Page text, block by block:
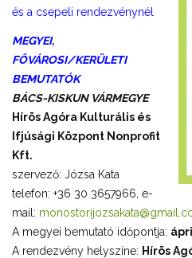
és a csepeli rendezvénynél
MEGYEI,
FŐVÁROSI/KERÜLETI
BEMUTATÓK
BÁCS-KISKUN VÁRMEGYE
Hírös Agóra Kulturális és
Ifjúsági Központ Nonprofit
Kft.
szervező: Józsa Kata
telefon: +36 30 3657966, e-
mail:
A megyei bemutató időpontja:
A rendezvény helyszíne: Hírös